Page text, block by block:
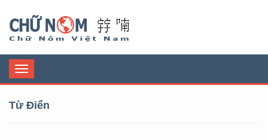
Toggle
navigation
Từ Điển